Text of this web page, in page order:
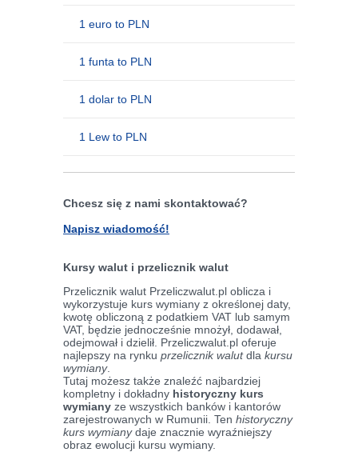
1 euro to PLN
1 funta to PLN
1 dolar to PLN
1 Lew to PLN
Chcesz się z nami skontaktować?
Napisz wiadomość!
Kursy walut i przelicznik walut
Przelicznik walut Przeliczwalut.pl oblicza i
wykorzystuje kurs wymiany z określonej daty,
kwotę obliczoną z podatkiem VAT lub samym
VAT, będzie jednocześnie mnożył, dodawał,
odejmował i dzielił. Przeliczwalut.pl oferuje
najlepszy na rynku przelicznik walutdla kursu
wymiany.
Tutaj możesz także znaleźć najbardziej
kompletny i dokładny historyczny kurs
wymiany ze wszystkich banków i kantorów
zarejestrowanych w Rumunii. Ten historyczny
kurs wymianydaje znacznie wyraźniejszy
obraz ewolucji kursu wymiany.